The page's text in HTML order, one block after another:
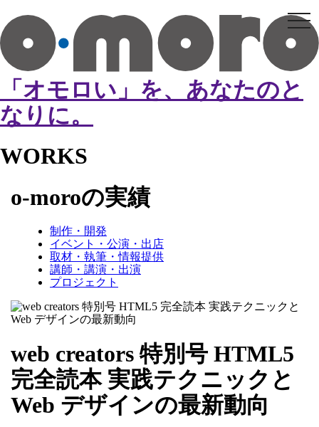
「オモロい」を、あなたのと
なりに。
WORKS
o-moroの実績
制作・開発
イベント・公演・出店
取材・執筆・情報提供
講師・講演・出演
プロジェクト
web creators 特別号 HTML5
完全読本 実践テクニックと
Web デザインの最新動向